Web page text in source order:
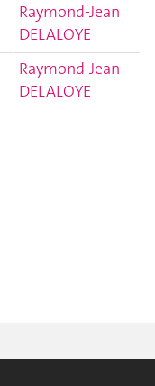
Raymond-Jean
DELALOYE
Raymond-Jean
DELALOYE